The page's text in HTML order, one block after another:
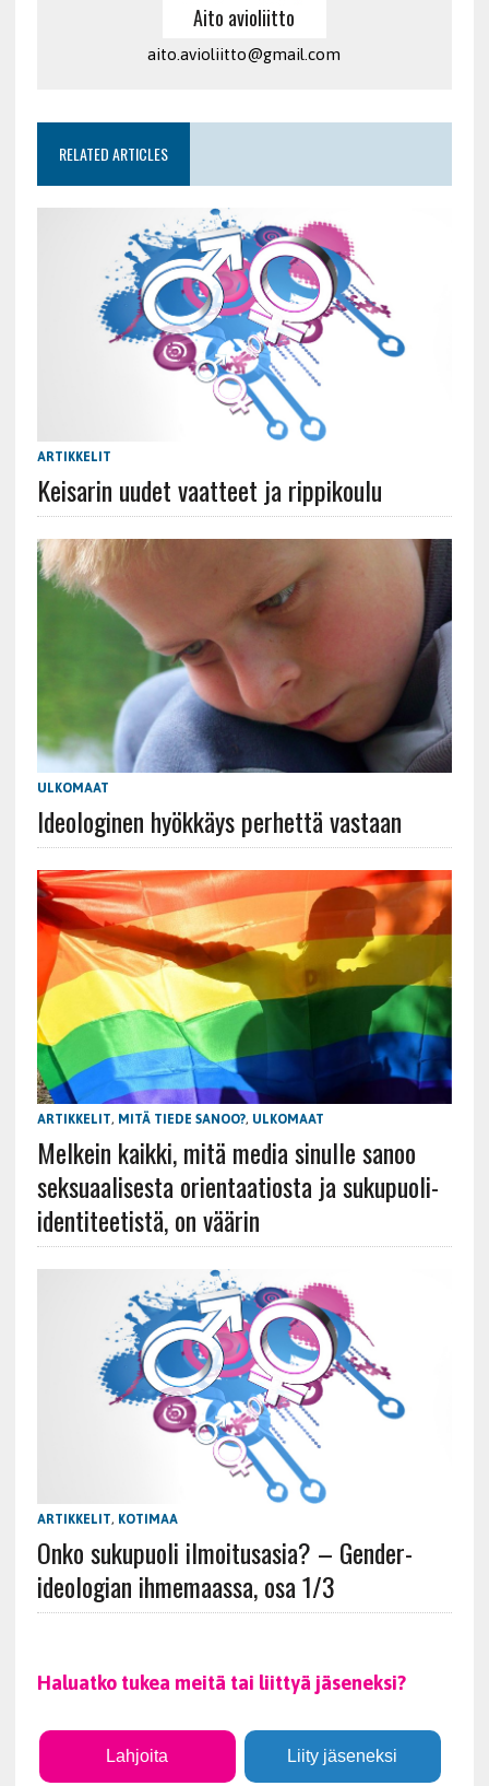
Aito avioliitto
aito.avioliitto@gmail.com
RELATED ARTICLES
ARTIKKELIT
Keisarin uudet vaatteet ja rippikoulu
ULKOMAAT
Ideologinen hyökkäys perhettä vastaan
ARTIKKELIT, MITÄ TIEDE SANOO?, ULKOMAAT
Melkein kaikki, mitä media sinulle sanoo
seksuaalisesta orientaatiosta ja sukupuoli-
identiteetistä, on väärin
ARTIKKELIT, KOTIMAA
Onko sukupuoli ilmoitusasia? – Gender-
ideologian ihmemaassa, osa 1/3
Haluatko tukea meitä tai liittyä jäseneksi?
Lahjoita Liity jäseneksi